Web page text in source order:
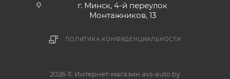
г. Минск, 4-й переулок
Монтажников, 13
ПОЛИТИКА КОНФИДЕНЦИАЛЬНОСТИ
2026 © Интернет-магазин avs-auto.by